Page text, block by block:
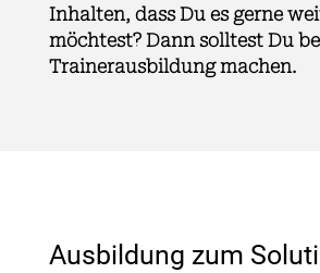
Inhalten, dass Du es gerne
möchtest? Dann solltest Du
Trainerausbildung machen.
Ausbildung zum